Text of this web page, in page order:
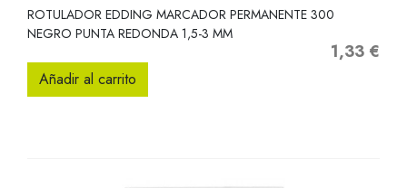
ROTULADOR EDDING MARCADOR PERMANENTE 300
NEGRO PUNTA REDONDA 1,5-3 MM
Precio
1,33 €
Añadir al carrito